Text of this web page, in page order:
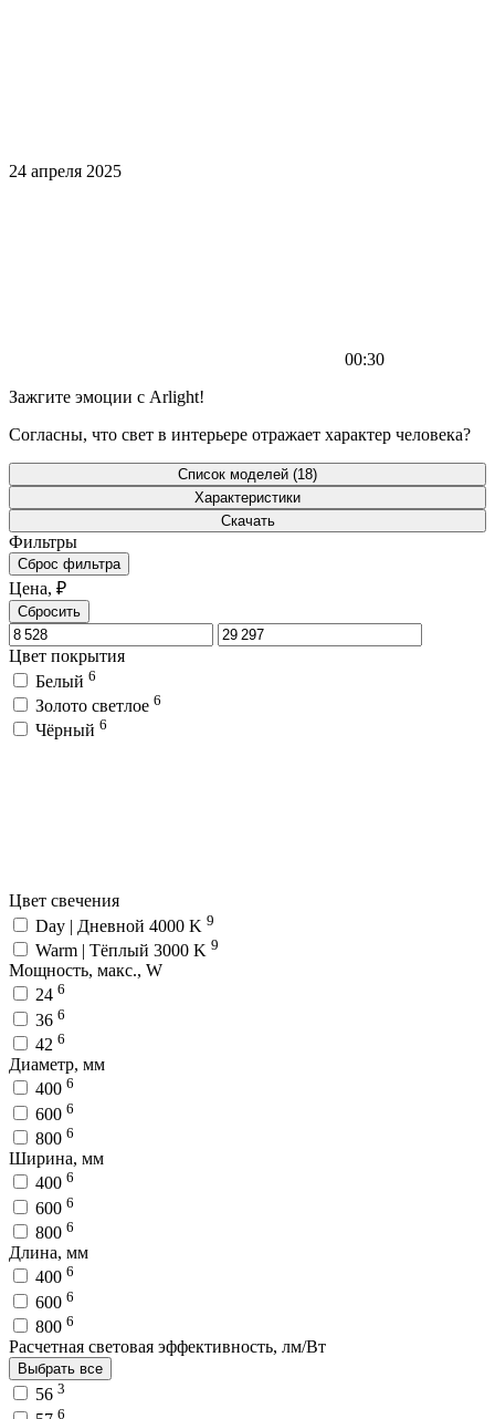
24 апреля 2025
00:30
Зажгите эмоции с Arlight!
Согласны, что свет в интерьере отражает характер человека?
Список моделей (18)
Характеристики
Скачать
Фильтры
Сброс фильтра
Цена, ₽
Сбросить
Цвет покрытия
Белый 6
Золото светлое 6
Чёрный 6
Цвет свечения
Day | Дневной 4000 K 9
Warm | Тёплый 3000 K 9
Мощность, макс., W
24 6
36 6
42 6
Диаметр, мм
400 6
600 6
800 6
Ширина, мм
400 6
600 6
800 6
Длина, мм
400 6
600 6
800 6
Расчетная световая эффективность, лм/Вт
Выбрать все
56 3
6